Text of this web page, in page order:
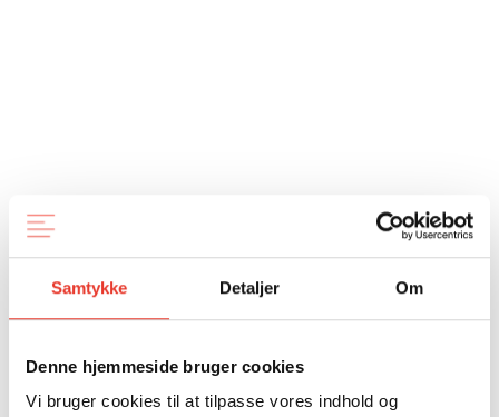
Samtykke Detaljer Om
Denne hjemmeside bruger cookies
Vi bruger cookies til at tilpasse vores indhold og